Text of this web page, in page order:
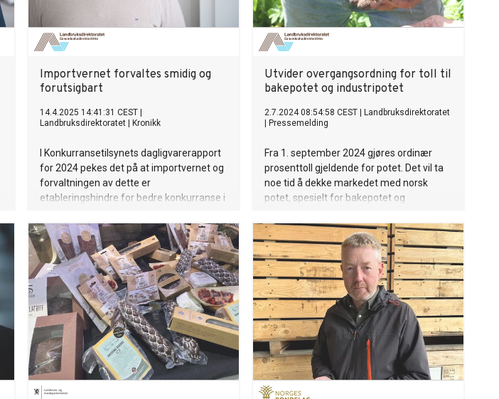
Importvernet forvaltes smidig og
forutsigbart
14.4.2025 14:41:31 CEST
Landbruksdirektoratet
Kronikk
I Konkurransetilsynets dagligvarerapport
for 2024 pekes det på at importvernet og
forvaltningen av dette er
etableringshindre for bedre konkurranse i
Utvider overgangsordning for toll til
bakepotet og industripotet
2.7.2024 08:54:58 CEST
Landbruksdirektoratet
Pressemelding
Fra 1. september 2024 gjøres ordinær
prosenttoll gjeldende for potet. Det vil ta
noe tid å dekke markedet med norsk
potet, spesielt for bakepotet og
være særskilt tollavgiftsnedsettelser for
disse.